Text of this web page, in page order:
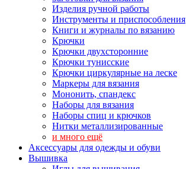
Изделия ручной работы
Инструменты и приспособления
Книги и журналы по вязанию
Крючки
Крючки двухсторонние
Крючки тунисские
Крючки циркулярные на леске
Маркеры для вязания
Мононить, спандекс
Наборы для вязания
Наборы спиц и крючков
Нитки металлизированные
и много ещё
Аксессуары для одежды и обуви
Вышивка